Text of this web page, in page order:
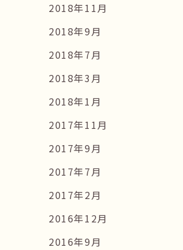
2018年11月
2018年9月
2018年7月
2018年3月
2018年1月
2017年11月
2017年9月
2017年7月
2017年2月
2016年12月
2016年9月